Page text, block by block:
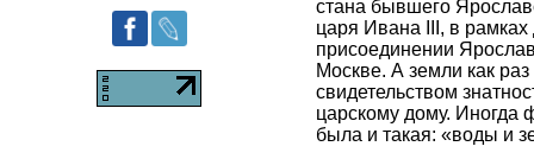
стана бывшего
царя Ивана III, в рамках
присоединении
Москве. А земли как
свидетельством
царскому дому. Иногда
была и такая: «воды и